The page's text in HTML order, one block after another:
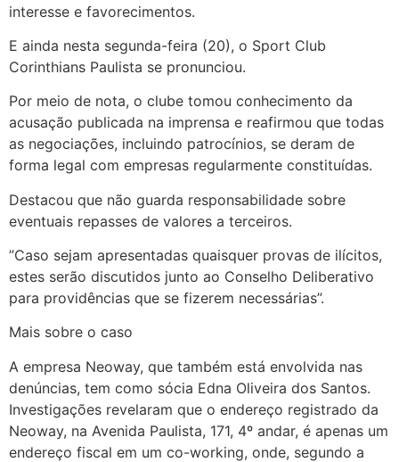
interesse e favorecimentos.
E ainda nesta segunda-feira (20), o Sport Club
Corinthians Paulista se pronunciou.
Por meio de nota, o clube tomou conhecimento da
acusação publicada na imprensa e reafirmou que todas
as negociações, incluindo patrocínios, se deram de
forma legal com empresas regularmente constituídas.
Destacou que não guarda responsabilidade sobre
eventuais repasses de valores a terceiros.
”Caso sejam apresentadas quaisquer provas de ilícitos,
estes serão discutidos junto ao Conselho Deliberativo
para providências que se fizerem necessárias”.
Mais sobre o caso
A empresa Neoway, que também está envolvida nas
denúncias, tem como sócia Edna Oliveira dos Santos.
Investigações revelaram que o endereço registrado da
Neoway, na Avenida Paulista, 171, 4º andar, é apenas um
endereço fiscal em um co-working, onde, segundo a